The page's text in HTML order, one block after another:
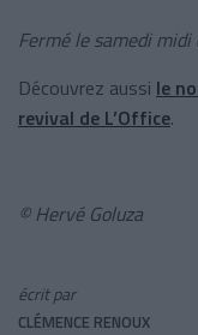
Fermé le samedi
Découvrez aussi le
revival de L’Office.
© Hervé Goluza
écrit par
CLÉMENCE RENOUX